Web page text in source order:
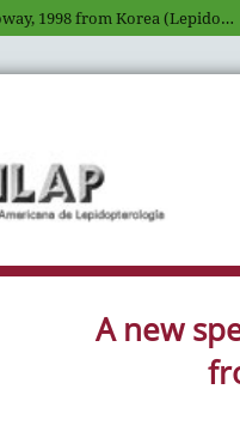
A new species of Europlema Holloway, 1998 from Korea (Lepidoptera: Uraniidae, Epipleminae)